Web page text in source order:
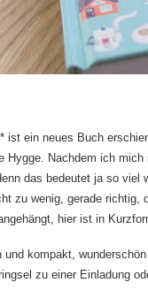
ist ein neues Buch
Hygge. Nachdem ich
das bedeutet ja so viel
zu wenig, gerade richtig,
hier ist in
und kompakt,
zu einer Einladung